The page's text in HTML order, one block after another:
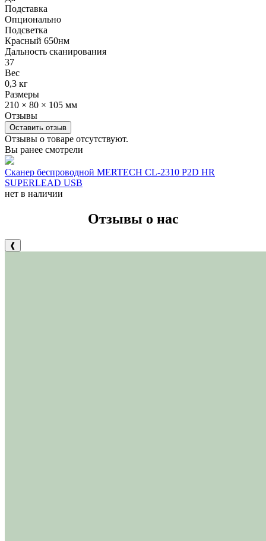
Подставка
Опционально
Подсветка
Красный 650нм
Дальность сканирования
37
Вес
0,3 кг
Размеры
210 × 80 × 105 мм
Отзывы
Оставить отзыв
Отзывы о товаре отсутствуют.
Вы ранее смотрели
Сканер беспроводной MERTECH CL-2310 P2D HR
SUPERLEAD USB
нет в наличии
Отзывы о нас
❰